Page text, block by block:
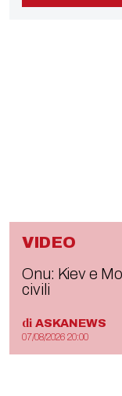
VIDEO
Onu: Kiev e
civili
di ASKANEWS
07/08/2026 20:00